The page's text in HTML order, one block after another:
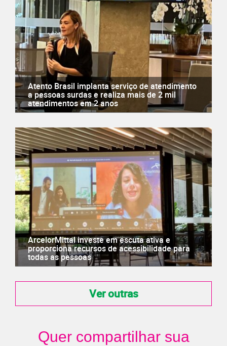
Atento Brasil implanta serviço de atendimento
a pessoas surdas e realiza mais de 2 mil
atendimentos em 2 anos
ArcelorMittal investe em escuta ativa e
proporciona recursos de acessibilidade para
todas as pessoas
Ver outras
Quer compartilhar sua